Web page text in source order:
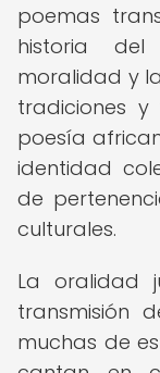
poemas
historia
moralidad y
tradiciones y
poesía
identidad
de
culturales.
La oralidad
transmisión
muchas de